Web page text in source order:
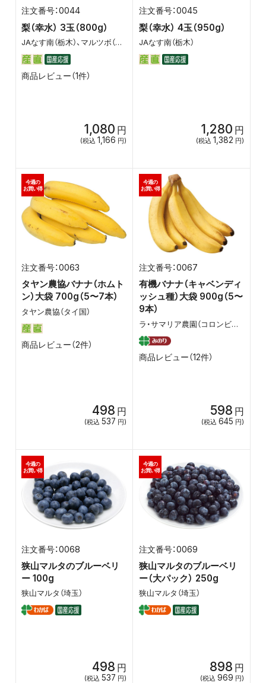
0044
梨（幸水） 3玉（800g）
JAなす南（栃木）、マルツボ（茨城）、茨城県西産直C
商品レビュー（1件）
1,080 円
(税込 1,166 円)
0045
梨（幸水） 4玉（950g）
JAなす南（栃木）
1,280 円
(税込 1,382 円)
0063
タヤン農協バナナ（ホムト
ン）大袋 700g（5〜7本）
タヤン農協（タイ国）
今週の
お買い得
商品レビュー（2件）
498 円
(税込 537 円)
0067
有機バナナ（キャベンディ
ッシュ種）大袋 900g（5〜
9本）
ラ・サマリア農園（コロンビア）、シブランオーガニックファーム（フィリピン）、セリアマリア農園（エクアドル）、プリエイト農園（エクアドル）
今週の
お買い得
商品レビュー（12件）
598 円
(税込 645 円)
0068
狭山マルタのブルーベリ
ー 100g
狭山マルタ（埼玉）
今週の
お買い得
498 円
(税込 537 円)
0069
狭山マルタのブルーベリ
ー（大パック） 250g
狭山マルタ（埼玉）
今週の
お買い得
898 円
(税込 969 円)